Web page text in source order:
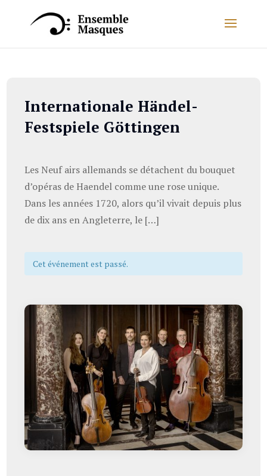
Internationale Händel-
Festspiele Göttingen
Les Neuf airs allemands se détachent du bouquet
d’opéras de Haendel comme une rose unique.
Dans les années 1720, alors qu’il vivait depuis plus
de dix ans en Angleterre, le […]
Cet événement est passé.